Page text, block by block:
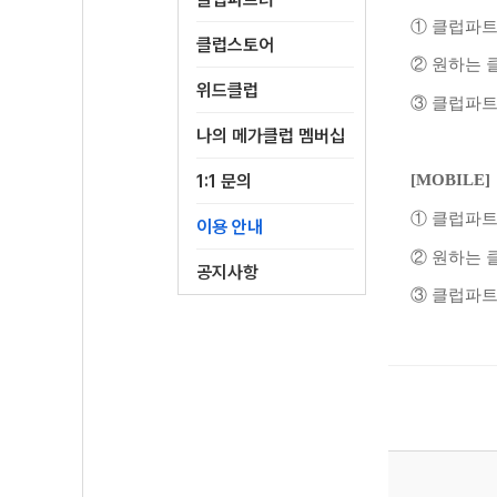
클럽스토어
위드클럽
나의 메가클럽 멤버십
1:1 문의
이용 안내
공지사항
① 클럽파
② 원하는
③ 클럽파트
[MOBILE]
① 클럽파
② 원하는
③ 클럽파트